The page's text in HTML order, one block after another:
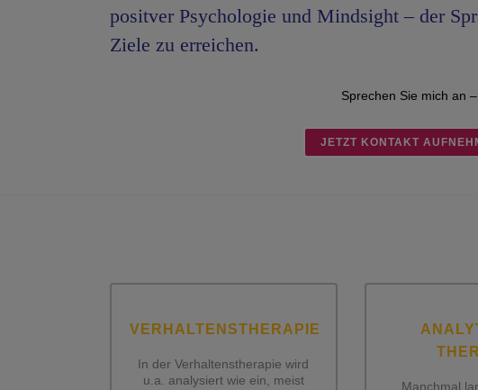
positver Psychologie und Mindsight – der
Ziele zu erreichen.
Sprechen Sie mich an
JETZT KONTAKT
VERHALTENSTHERAPIE
In der Verhaltenstherapie wird
u.a. analysiert wie ein, meist
Manchmal